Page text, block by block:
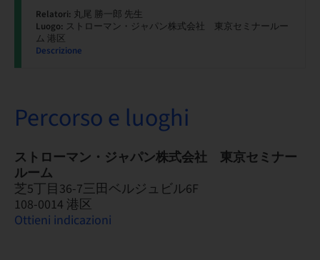
Relatori: 丸尾 勝一郎 先生
Luogo: ストローマン・ジャパン株式会社 東京セミナールー
ム 港区
Descrizione
Percorso e luoghi
ストローマン・ジャパン株式会社 東京セミナー
ルーム
芝5丁目36-7三田ベルジュビル6F
108-0014 港区
Ottieni indicazioni